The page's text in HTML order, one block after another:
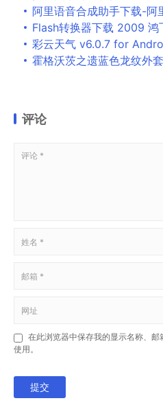
阿里语音合成助手下载-阿里语音
Flash转换器下载 2009 鸿
彩云天气 v6.0.7 for
霍格沃茨之遗蓝色龙纹外
评论
在此浏览器中保存我的显示名称、
使用。
提交